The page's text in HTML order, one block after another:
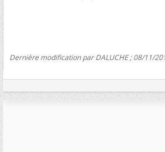
Dernière modification par DALUCHE ; 08/11/